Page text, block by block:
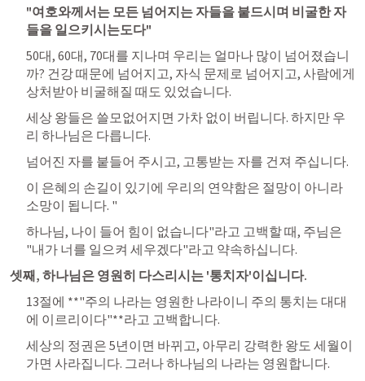
"여호와께서는 모든 넘어지는 자들을 붙드시며 비굴한 자
들을 일으키시는도다"
50대, 60대, 70대를 지나며 우리는 얼마나 많이 넘어졌습니
까? 건강 때문에 넘어지고, 자식 문제로 넘어지고, 사람에게
상처받아 비굴해질 때도 있었습니다.
세상 왕들은 쓸모없어지면 가차 없이 버립니다. 하지만 우
리 하나님은 다릅니다.
넘어진 자를 붙들어 주시고, 고통받는 자를 건져 주십니다.
이 은혜의 손길이 있기에 우리의 연약함은 절망이 아니라
소망이 됩니다. "
하나님, 나이 들어 힘이 없습니다"라고 고백할 때, 주님은
"내가 너를 일으켜 세우겠다"라고 약속하십니다.
셋째, 하나님은 영원히 다스리시는 '통치자'이십니다.
13절에 **"주의 나라는 영원한 나라이니 주의 통치는 대대
에 이르리이다"**라고 고백합니다.
세상의 정권은 5년이면 바뀌고, 아무리 강력한 왕도 세월이
가면 사라집니다. 그러나 하나님의 나라는 영원합니다.